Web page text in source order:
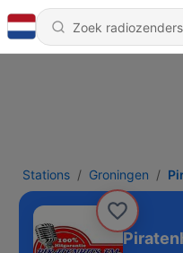
Stations Groningen